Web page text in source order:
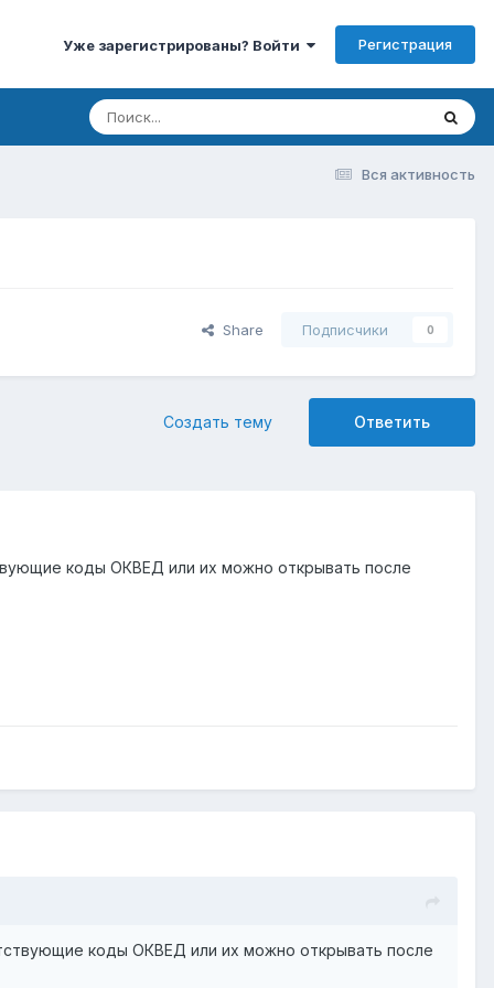
Уже зарегистрированы? Войти Регистрация
Вся активность
Share Подписчики 0
Ответить
Создать тему
коды ОКВЕД или их можно открывать после
коды ОКВЕД или их можно открывать после